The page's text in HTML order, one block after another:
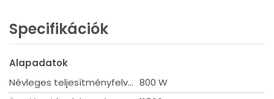
Specifikációk
Alapadatok
Névleges teljesítményfelvétel 800 W